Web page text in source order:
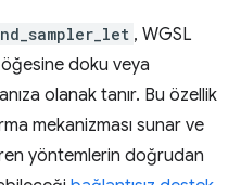
, WGSL
öğesine doku veya
olanak tanır. Bu özellik
mekanizması sunar ve
yöntemlerin doğrudan